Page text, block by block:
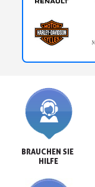
BRAUCHEN SIE
HILFE